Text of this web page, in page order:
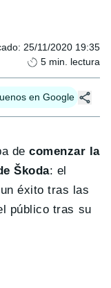
: 25/11/2020 19:35
5 min. lectura
en Google
decomenzar la
Škoda: el
éxito tras las
público tras su